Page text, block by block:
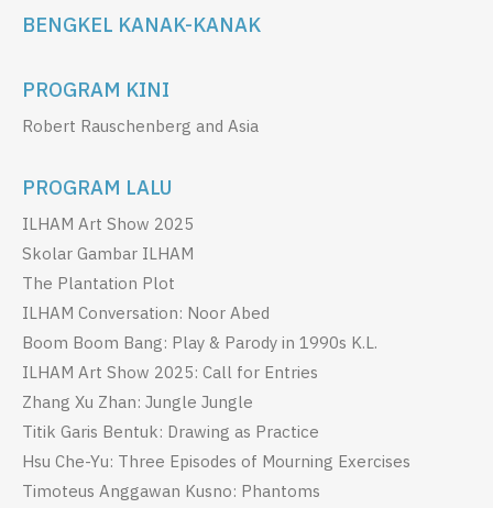
BENGKEL KANAK-KANAK
PROGRAM KINI
Robert Rauschenberg and Asia
PROGRAM LALU
ILHAM Art Show 2025
Skolar Gambar ILHAM
The Plantation Plot
ILHAM Conversation: Noor Abed
Boom Boom Bang: Play & Parody in 1990s K.L.
ILHAM Art Show 2025: Call for Entries
Zhang Xu Zhan: Jungle Jungle
Titik Garis Bentuk: Drawing as Practice
Hsu Che-Yu: Three Episodes of Mourning Exercises
Timoteus Anggawan Kusno: Phantoms